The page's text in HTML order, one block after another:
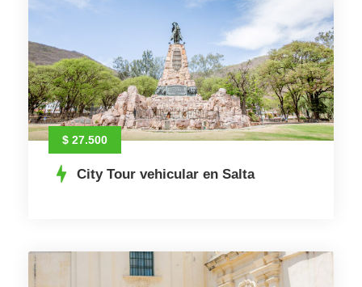
$ 27.500
City Tour vehicular en Salta